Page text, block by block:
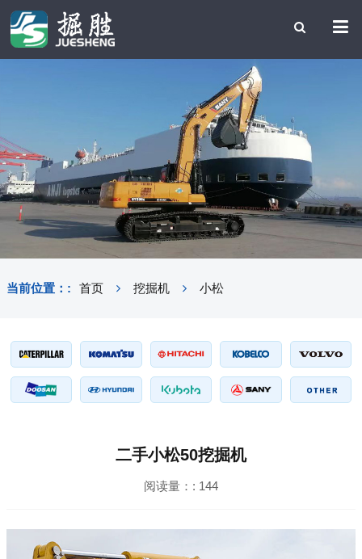
当前位置：: 首页 挖掘机 小松
二手小松50挖掘机
阅读量：: 144